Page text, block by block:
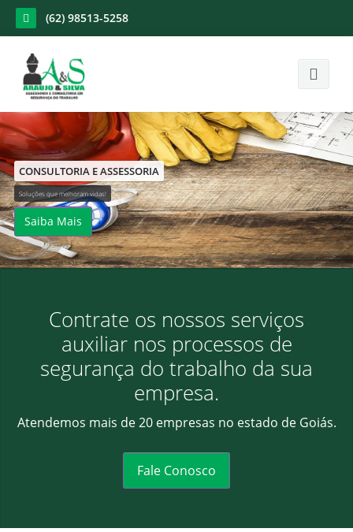
(62) 98513-5258
Home
A Empresa
Treinamentos
Galeria
Locação de Equipamentos
CONSULTORIA E ASSESSORIA
Soluções que melhoram vidas!
Saiba Mais
Contrate os nossos serviços
auxiliar nos processos de
segurança do trabalho da sua
empresa.
Atendemos mais de 20 empresas no estado de Goiás.
Fale Conosco